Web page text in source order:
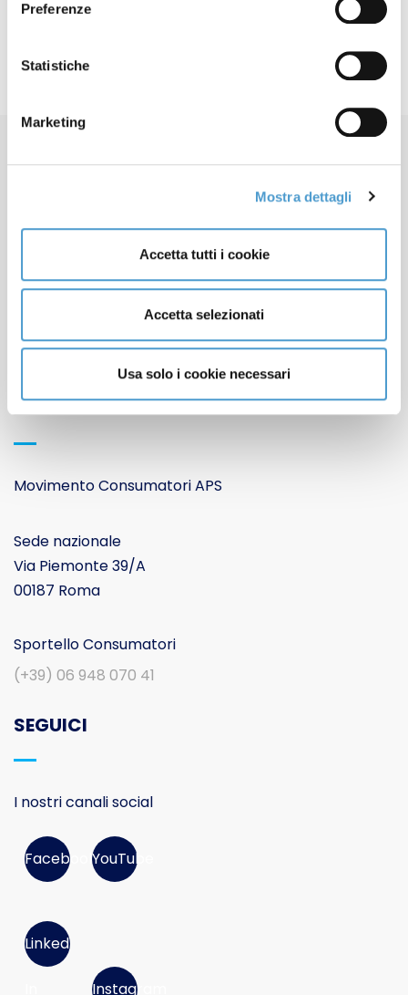
Preferenze
Statistiche
Marketing
Mostra dettagli
Accetta tutti i cookie
Accetta selezionati
Usa solo i cookie necessari
Apertura sedi locali
Cookie Policy
Informativa Privacy
CONTATTACI
Movimento Consumatori APS
Sede nazionale
Via Piemonte 39/A
00187 Roma
Sportello Consumatori
(+39) 06 948 070 41
SEGUICI
I nostri canali social
FacebookYouTube
Linked
Instagram